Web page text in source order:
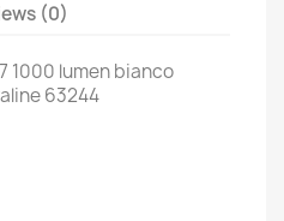
(0)
1000 lumen bianco
63244